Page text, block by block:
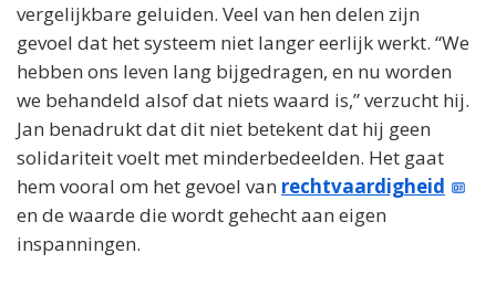
vergelijkbare geluiden. Veel van hen delen zijn
gevoel dat het systeem niet langer eerlijk werkt. “We
hebben ons leven lang bijgedragen, en nu worden
we behandeld alsof dat niets waard is,” verzucht hij.
Jan benadrukt dat dit niet betekent dat hij geen
solidariteit voelt met minderbedeelden. Het gaat
hem vooral om het gevoel van rechtvaardigheid
en de waarde die wordt gehecht aan eigen
inspanningen.